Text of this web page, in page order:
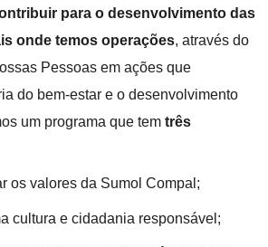
para o desenvolvimento das
onde temos operações, através do
Pessoas em ações que
do bem-estar e o desenvolvimento
um programa que temtrês
valores da Sumol Compal;
e cidadania responsável;